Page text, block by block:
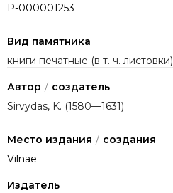
P-000001253
Вид памятника
книги печатные (в т. ч. листовки)
Автор / создатель
Sirvydas, K. (1580—1631)
Место издания / создания
Vilnae
Издатель